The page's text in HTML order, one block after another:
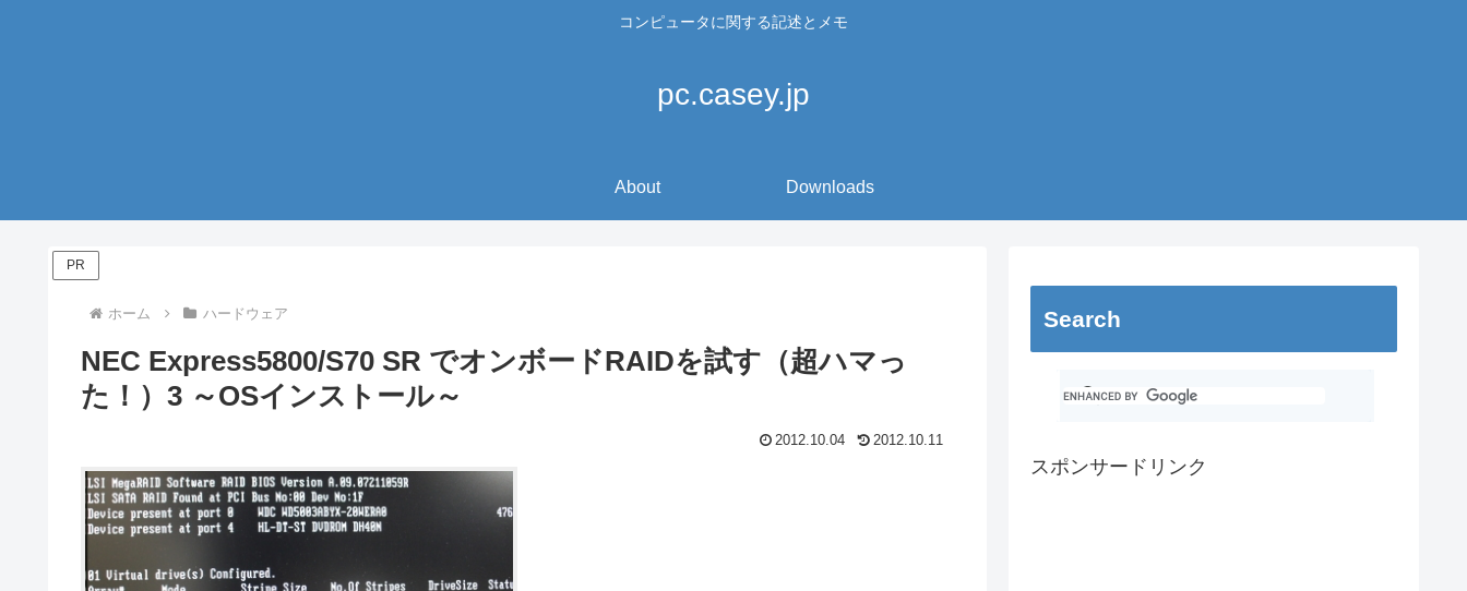
コンピュータに関する記述とメモ
pc.casey.jp
About Downloads
PR
ホーム ハードウェア
NEC Express5800/S70 SR でオンボードRAIDを試す（超ハマっ
た！）3 ～OSインストール～
2012.10.04 2012.10.11
Search
スポンサードリンク